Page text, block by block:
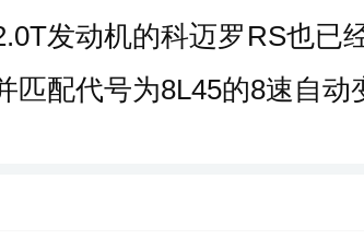
发动机的科迈罗RS也已
匹配代号为8L45的8速自动